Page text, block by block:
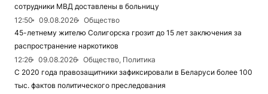
сотрудники МВД доставлены в больницу
12:50
09.08.2026
Общество
45-летнему жителю Солигорска грозит до 15 лет заключения за
распространение наркотиков
12:26
09.08.2026
Общество, Политика
С 2020 года правозащитники зафиксировали в Беларуси более 100
тыс. фактов политического преследования